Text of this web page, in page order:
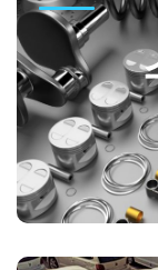
수입산 차량
정품, OEM,